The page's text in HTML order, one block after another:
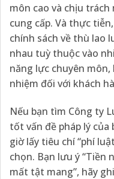
môn cao và chịu
cung cấp. Và thực
chính sách về thù lao
nhau tuỳ thuộc vào
năng lực chuyên
nhiệm đối với khách
Nếu bạn tìm Công ty
tốt vấn đề pháp lý
giờ lấy tiêu chí “phí
chọn. Bạn lưu ý “Tiền
mất tật mang”, hãy